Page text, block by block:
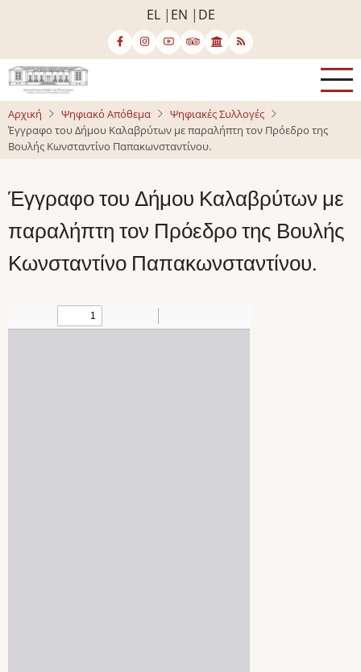
κυρίως
περιεχόμενο
EL EN DE
Αρχική Ψηφιακό Απόθεμα
Ψηφιακές Συλλογές
Έγγραφο του Δήμου Καλαβρύτων με παραλήπτη τον Πρόεδρο της
Βουλής Κωνσταντίνο Παπακωνσταντίνου.
Έγγραφο του Δήμου Καλαβρύτων με
παραλήπτη τον Πρόεδρο της Βουλής
Κωνσταντίνο Παπακωνσταντίνου.